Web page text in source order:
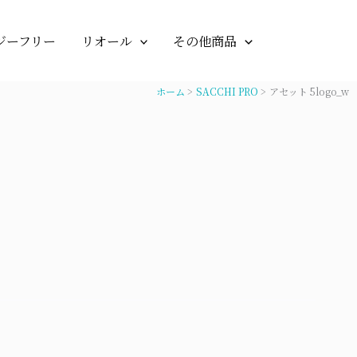
ーフリー リオール その他商品
ホーム SACCHI PRO アセット 5logo_w